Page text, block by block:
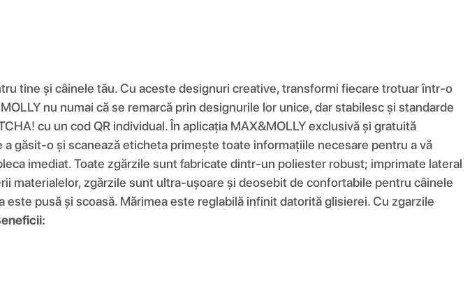
tine și câinele tău. Cu aceste designuri creative, transformi fiecare trotuar într-o
nu numai că se remarcă prin designurile lor unice, dar stabilesc și standarde
cu un cod QR individual. În aplicația MAX&MOLLY exclusivă și gratuită
găsit-o și scanează eticheta primește toate informațiile necesare pentru a vă
imediat. Toate zgărzile sunt fabricate dintr-un poliester robust; imprimate lateral
materialelor, zgărzile sunt ultra-ușoare și deosebit de confortabile pentru câinele
pusă și scoasă. Mărimea este reglabilă infinit datorită glisierei. Cu zgarzile